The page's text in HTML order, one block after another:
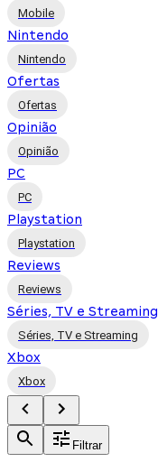
Mobile
Nintendo
Nintendo
Ofertas
Ofertas
Opinião
Opinião
PC
PC
Playstation
Playstation
Reviews
Reviews
Séries, TV e Streaming
Séries, TV e Streaming
Xbox
Xbox
Filtrar